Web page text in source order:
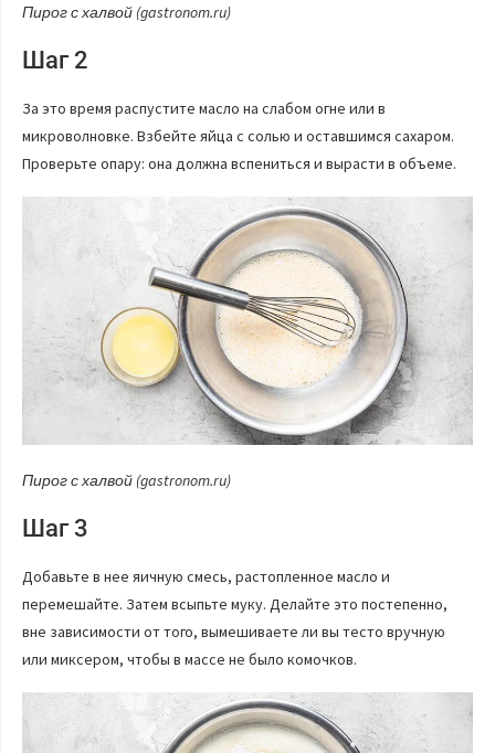
Пирог с халвой (gastronom.ru)
Шаг 2
За это время распустите масло на слабом огне или в
микроволновке. Взбейте яйца с солью и оставшимся сахаром.
Проверьте опару: она должна вспениться и вырасти в объеме.
Пирог с халвой (gastronom.ru)
Шаг 3
Добавьте в нее яичную смесь, растопленное масло и
перемешайте. Затем всыпьте муку. Делайте это постепенно,
вне зависимости от того, вымешиваете ли вы тесто вручную
или миксером, чтобы в массе не было комочков.